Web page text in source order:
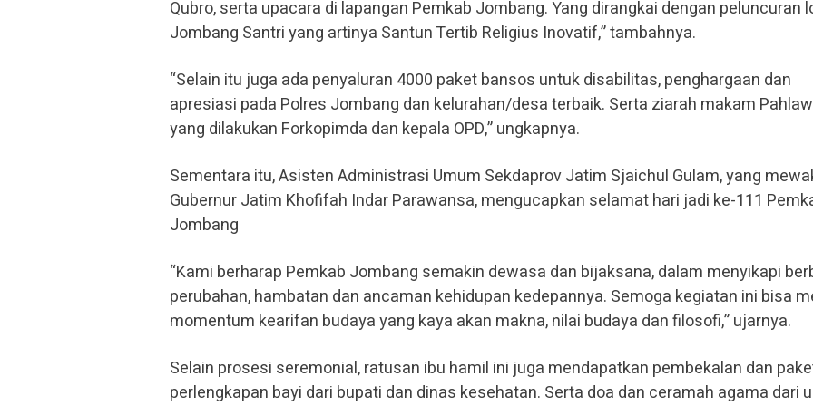
Qubro, serta upacara di lapangan Pemkab Jombang. Yang dirangkai dengan peluncuran
Jombang Santri yang artinya Santun Tertib Religius Inovatif,” tambahnya.
“Selain itu juga ada penyaluran 4000 paket bansos untuk disabilitas, penghargaan dan
apresiasi pada Polres Jombang dan kelurahan/desa terbaik. Serta ziarah makam
yang dilakukan Forkopimda dan kepala OPD,” ungkapnya.
Sementara itu, Asisten Administrasi Umum Sekdaprov Jatim Sjaichul Gulam, yang
Gubernur Jatim Khofifah Indar Parawansa, mengucapkan selamat hari jadi ke-111
Jombang
“Kami berharap Pemkab Jombang semakin dewasa dan bijaksana, dalam menyikapi
perubahan, hambatan dan ancaman kehidupan kedepannya. Semoga kegiatan ini bisa
momentum kearifan budaya yang kaya akan makna, nilai budaya dan filosofi,” ujarnya.
Selain prosesi seremonial, ratusan ibu hamil ini juga mendapatkan pembekalan dan
perlengkapan bayi dari bupati dan dinas kesehatan. Serta doa dan ceramah agama dari